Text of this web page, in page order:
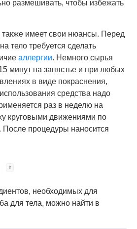
размешивать, чтобы избежать
имеет свои нюансы. Перед
тело требуется сделать
аллергии. Немного сырья
минут на запястье и при любых
в виде покраснения,
средства надо
раз в неделю на
круговыми движениями по
процедуры наносится
необходимых для
для тела, можно найти в